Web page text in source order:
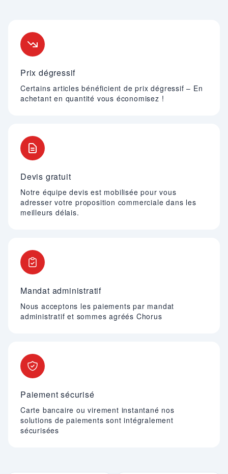
Prix dégressif
Certains articles bénéficient de prix dégressif – En
achetant en quantité vous économisez !
Devis gratuit
Notre équipe devis est mobilisée pour vous
adresser votre proposition commerciale dans les
meilleurs délais.
Mandat administratif
Nous acceptons les paiements par mandat
administratif et sommes agréés Chorus
Paiement sécurisé
Carte bancaire ou virement instantané nos
solutions de paiements sont intégralement
sécurisées